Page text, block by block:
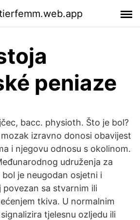
peniaze
bacc. physioth. Što je bol?
izravno donosi obavijest
i njegovu odnosu s okolinom.
udruženja za
je neugodan osjetni i
povezan sa stvarnim ili
tkiva. U normalnim
tjelesnu ozljedu ili